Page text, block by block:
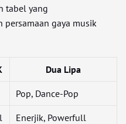
tabel yang
persamaan gaya musik
Dua Lipa
Pop, Dance-Pop
Enerjik, Powerfull